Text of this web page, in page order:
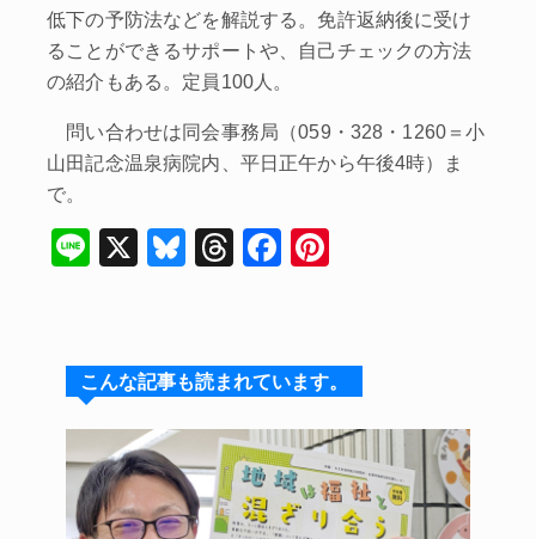
低下の予防法などを解説する。免許返納後に受け
ることができるサポートや、自己チェックの方法
の紹介もある。定員100人。
問い合わせは同会事務局（059・328・1260＝小
山田記念温泉病院内、平日正午から午後4時）ま
で。
Li
X
Bl
s
k
y
T
a
d
s
F
e
b
o
o
k
e
st
こんな記事も読まれています。